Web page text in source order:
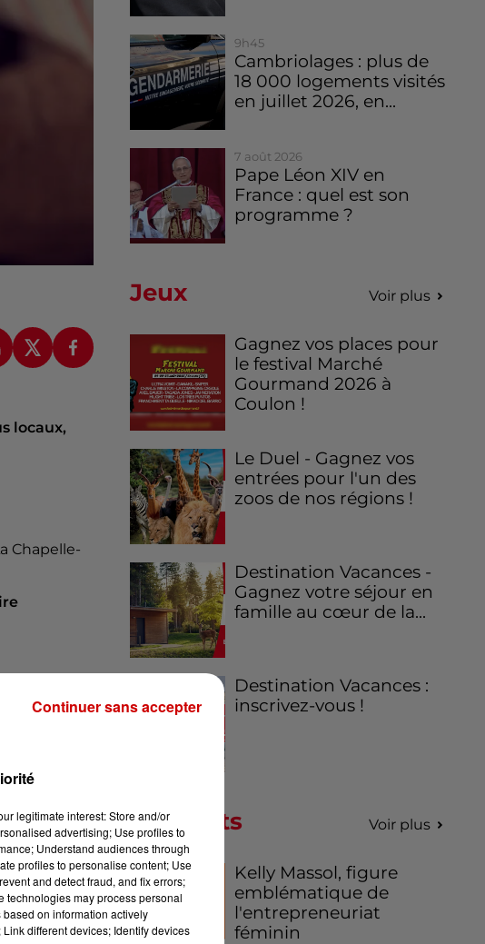
locaux,
Chapelle-
9h45
Cambriolages : plus de
18 000 logements visités
en juillet 2026, en...
7 août 2026
Pape Léon XIV en
France : quel est son
programme ?
Jeux Voir plus
Gagnez vos places pour
le festival Marché
Gourmand 2026 à
Coulon !
Le Duel - Gagnez vos
entrées pour l'un des
zoos de nos régions !
Destination Vacances -
Gagnez votre séjour en
famille au cœur de la...
Destination Vacances :
inscrivez-vous !
Podcasts Voir plus
Kelly Massol, figure
emblématique de
l'entrepreneuriat
féminin
legitimate interest: Store and/or
advertising; Use profiles to
Understand audiences through
profiles to personalise content; Use
and detect fraud, and fix errors;
technologies may process personal
on information actively
different devices; Identify devices
Continuer sans accepter